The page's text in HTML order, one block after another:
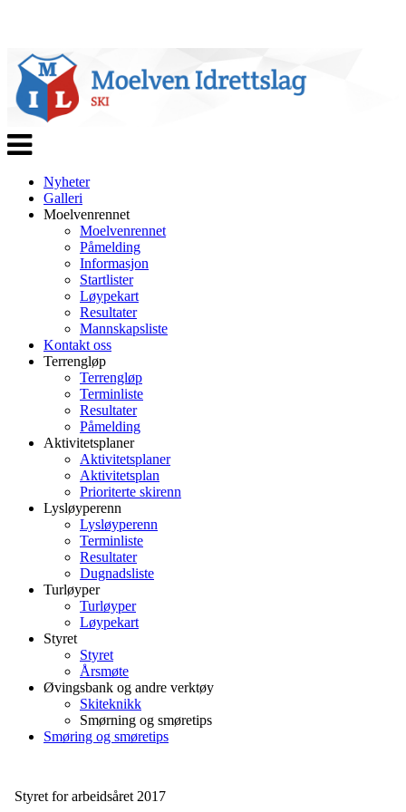
Veksle
navigasjon
Nyheter
Galleri
Moelvenrennet
Moelvenrennet
Påmelding
Informasjon
Startlister
Løypekart
Resultater
Mannskapsliste
Kontakt oss
Terrengløp
Terrengløp
Terminliste
Resultater
Påmelding
Aktivitetsplaner
Aktivitetsplaner
Aktivitetsplan
Prioriterte skirenn
Lysløyperenn
Lysløyperenn
Terminliste
Resultater
Dugnadsliste
Turløyper
Turløyper
Løypekart
Styret
Styret
Årsmøte
Øvingsbank og andre verktøy
Skiteknikk
Smørning og smøretips
Smøring og smøretips
Styret for arbeidsåret 2017